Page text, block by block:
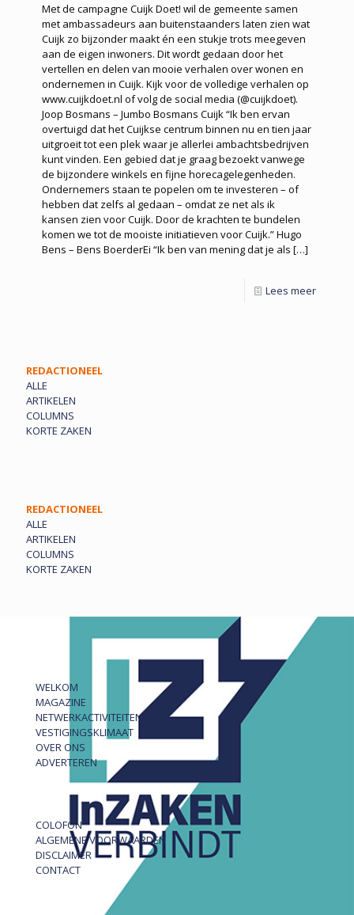
Met de campagne Cuijk Doet! wil de gemeente samen
met ambassadeurs aan buitenstaanders laten zien wat
Cuijk zo bijzonder maakt én een stukje trots meegeven
aan de eigen inwoners. Dit wordt gedaan door het
vertellen en delen van mooie verhalen over wonen en
ondernemen in Cuijk. Kijk voor de volledige verhalen op
www.cuijkdoet.nl of volg de social media (@cuijkdoet).
Joop Bosmans – Jumbo Bosmans Cuijk “Ik ben ervan
overtuigd dat het Cuijkse centrum binnen nu en tien jaar
uitgroeit tot een plek waar je allerlei ambachtsbedrijven
kunt vinden. Een gebied dat je graag bezoekt vanwege
de bijzondere winkels en fijne horecagelegenheden.
Ondernemers staan te popelen om te investeren – of
hebben dat zelfs al gedaan – omdat ze net als ik
kansen zien voor Cuijk. Door de krachten te bundelen
komen we tot de mooiste initiatieven voor Cuijk.” Hugo
Bens – Bens BoerderEi “Ik ben van mening dat je als […]
Lees meer
REDACTIONEEL
ALLE
ARTIKELEN
COLUMNS
KORTE ZAKEN
REDACTIONEEL
ALLE
ARTIKELEN
COLUMNS
KORTE ZAKEN
WELKOM
MAGAZINE
NETWERKACTIVITEITEN
VESTIGINGSKLIMAAT
OVER ONS
ADVERTEREN
COLOFON
ALGEMENE VOORWAARDEN
DISCLAIMER
CONTACT